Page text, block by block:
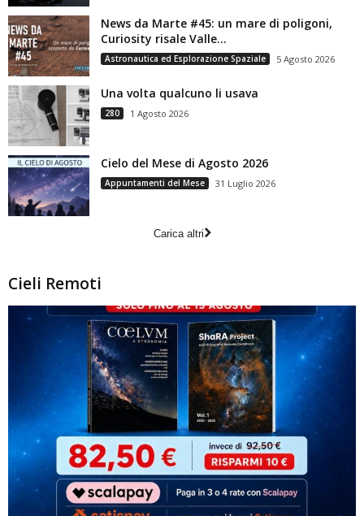
News da Marte #45: un mare di poligoni,
Curiosity risale Valle...
Astronautica ed Esplorazione Spaziale 5 Agosto 2026
Una volta qualcuno li usava
280 1 Agosto 2026
Cielo del Mese di Agosto 2026
Appuntamenti del Mese 31 Luglio 2026
Carica altri
Cieli Remoti